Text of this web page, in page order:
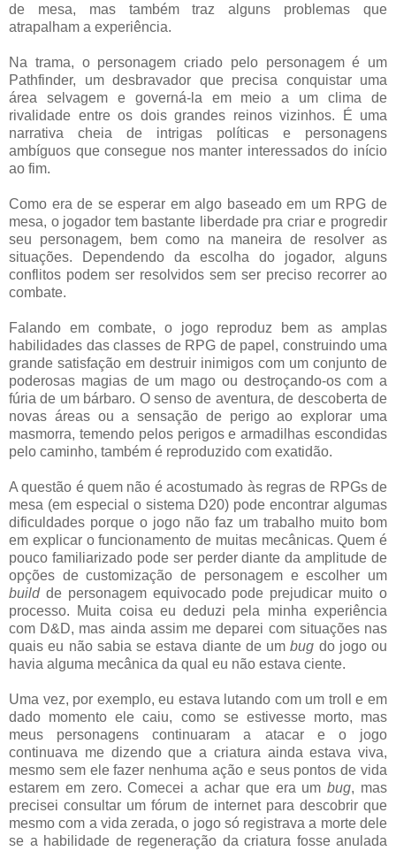
de mesa, mas também traz alguns problemas que
atrapalham a experiência.
Na trama, o personagem criado pelo personagem é um
Pathfinder, um desbravador que precisa conquistar uma
área selvagem e governá-la em meio a um clima de
rivalidade entre os dois grandes reinos vizinhos. É uma
narrativa cheia de intrigas políticas e personagens
ambíguos que consegue nos manter interessados do início
ao fim.
Como era de se esperar em algo baseado em um RPG de
mesa, o jogador tem bastante liberdade pra criar e progredir
seu personagem, bem como na maneira de resolver as
situações. Dependendo da escolha do jogador, alguns
conflitos podem ser resolvidos sem ser preciso recorrer ao
combate.
Falando em combate, o jogo reproduz bem as amplas
habilidades das classes de RPG de papel, construindo uma
grande satisfação em destruir inimigos com um conjunto de
poderosas magias de um mago ou destroçando-os com a
fúria de um bárbaro. O senso de aventura, de descoberta de
novas áreas ou a sensação de perigo ao explorar uma
masmorra, temendo pelos perigos e armadilhas escondidas
pelo caminho, também é reproduzido com exatidão.
A questão é quem não é acostumado às regras de RPGs de
mesa (em especial o sistema D20) pode encontrar algumas
dificuldades porque o jogo não faz um trabalho muito bom
em explicar o funcionamento de muitas mecânicas. Quem é
pouco familiarizado pode ser perder diante da amplitude de
opções de customização de personagem e escolher um
buildde personagem equivocado pode prejudicar muito o
processo. Muita coisa eu deduzi pela minha experiência
com D&D, mas ainda assim me deparei com situações nas
quais eu não sabia se estava diante de umbug do jogo ou
havia alguma mecânica da qual eu não estava ciente.
Uma vez, por exemplo, eu estava lutando com um troll e em
dado momento ele caiu, como se estivesse morto, mas
meus personagens continuaram a atacar e o jogo
continuava me dizendo que a criatura ainda estava viva,
mesmo sem ele fazer nenhuma ação e seus pontos de vida
estarem em zero. Comecei a achar que era umbug, mas
precisei consultar um fórum de internet para descobrir que
mesmo com a vida zerada, o jogo só registrava a morte dele
se a habilidade de regeneração da criatura fosse anulada